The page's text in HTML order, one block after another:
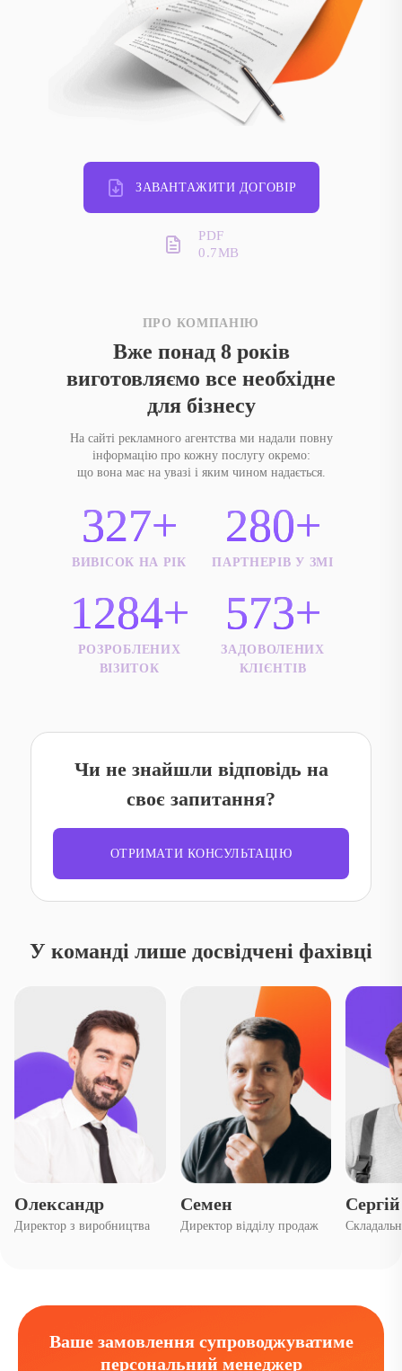
ЗАВАНТАЖИТИ ДОГОВІР
PDF
0.7MB
ПРО КОМПАНІЮ
Вже понад 8 років
виготовляємо все необхідне
для бізнесу
На сайті рекламного агентства ми надали повну
інформацію про кожну послугу окремо:
що вона має на увазі і яким чином надається.
327+
ВИВІСОК НА РІК
280+
ПАРТНЕРІВ У ЗМІ
1284+
РОЗРОБЛЕНИХ
ВІЗИТОК
573+
ЗАДОВОЛЕНИХ
КЛІЄНТІВ
Чи не знайшли відповідь на
своє запитання?
ОТРИМАТИ КОНСУЛЬТАЦІЮ
У команді лише досвідчені фахівці
Олександр
Директор з виробництва
Семен
Директор відділу продаж
Сергій
Ваше замовлення супроводжуватиме
персональний менеджер